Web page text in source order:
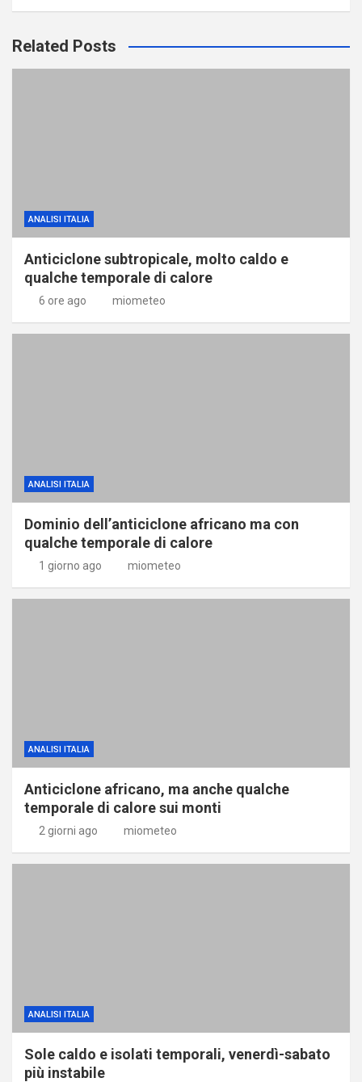
Related Posts
ANALISI ITALIA
Anticiclone subtropicale, molto caldo e
qualche temporale di calore
6 ore ago miometeo
ANALISI ITALIA
Dominio dell’anticiclone africano ma con
qualche temporale di calore
1 giorno ago miometeo
ANALISI ITALIA
Anticiclone africano, ma anche qualche
temporale di calore sui monti
2 giorni ago miometeo
ANALISI ITALIA
Sole caldo e isolati temporali, venerdì-sabato
più instabile